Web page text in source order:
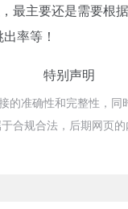
最主要还是需要根
率等！
特别声明
准确性和完整性，
合规合法，后期网页